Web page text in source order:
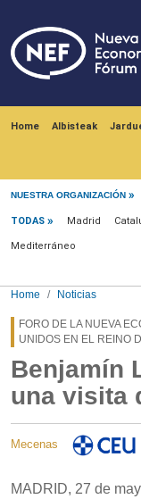
Home Albisteak
NUESTRA ORGANIZACIÓN
Menú noticias
TODAS Madrid
Mediterráneo
Home Noticias
FORO DE LA NUEVA
UNIDOS EN EL REINO
Benjamín
una visita
Mecenas
MADRID, 27 de